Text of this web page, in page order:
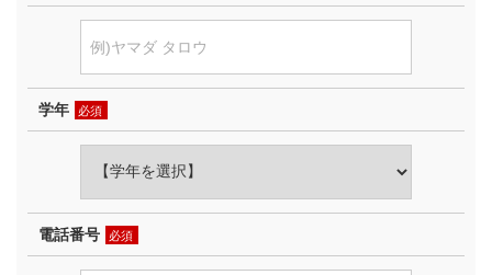
学年 必須
電話番号 必須